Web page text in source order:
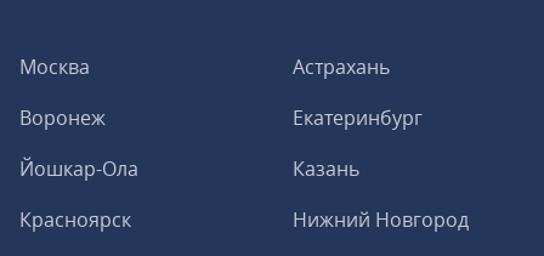
Москва
Астрахань
Воронеж
Екатеринбург
Йошкар-Ола
Казань
Красноярск
Нижний Новгород